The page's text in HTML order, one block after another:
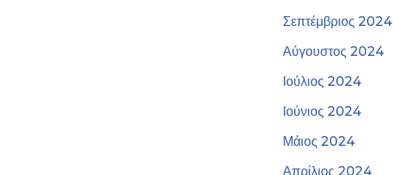
Σεπτέμβριος 2024
Αύγουστος 2024
Ιούλιος 2024
Ιούνιος 2024
Μάιος 2024
Απρίλιος 2024